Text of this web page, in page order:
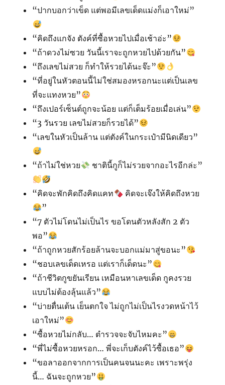
“ปากบอกว่าเข็ด แต่พอมีเลขเด็ดแม่งก็เอาใหม่”
“คิดถึงแกจัง ตังค์ที่ซื้อหวยไปเมื่อเช้าอ่ะ”
“ถ้าดวงไม่ซวย วันนี้เราจะถูกหวยไปด้วยกัน”
“ถึงเลขไม่สวย ก็ทำให้รวยได้นะจ๊ะ”
“ที่อยู่ในหัวตอนนี้ไม่ใช่สมองหรอกนะแต่เป็นเลข
ที่จะแทงหวย”
“ถึงเปอร์เซ็นต์ถูกจะน้อย แต่ก็เต็มร้อยเมื่อเล่น”
“3 วันรวย เลขไม่สวยก็รวยได้”
“เลขในหัวเป็นล้าน แต่ตังค์ในกระเป๋ามีนิดเดียว”
“ถ้าไม่ใช่หวย ชาตินี้กูก็ไม่รวยจากอะไรอีกล่ะ”
“คิดจะพักคิดถึงคิดแคท
คิดจะเจ๊งให้คิดถึงหวย
”
“7 ตัวไม่โดนไม่เป็นไร ขอโดนตัวหลังสัก 2 ตัว
พอ”
“ถ้าถูกหวยสักร้อยล้านจะบอกแม่มาสู่ขอนะ”
“ชอบเลขเด็ดเหรอ แต่เราก็เด็ดนะ”
“ถ้าชีวิตกูขยันเรียน เหมือนหาเลขเด็ด กูคงรวย
แบบไม่ต้องลุ้นแล้ว”
“บ่ายตื่นเต้น เย็นตกใจ ไม่ถูกไม่เป็นไรงวดหน้าไว้
เอาใหม่”
“ซื้อหวยไม่กลับ… ตำรวจจะจับไหมคะ”
“พี่ไม่ซื้อหวยหรอก… พี่จะเก็บตังค์ไว้ซื้อเธอ”
“ขอลาออกจากการเป็นคนจนนะคะ เพราะพรุ่ง
นี้… ฉันจะถูกหวย”